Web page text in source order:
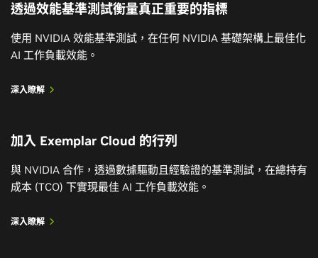
透過效能基準測試衡量真正重要的指標
使用 NVIDIA 效能基準測試，在任何 NVIDIA 基礎架構上最佳化
AI 工作負載效能。
深入瞭解
加入 Exemplar Cloud 的行列
與 NVIDIA 合作，透過數據驅動且經驗證的基準測試，在總持有
成本 (TCO) 下實現最佳 AI 工作負載效能。
深入瞭解